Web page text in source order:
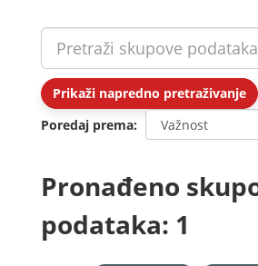
Prikaži napredno pretraživanje
Poredaj prema
Pronađeno
podataka: 1